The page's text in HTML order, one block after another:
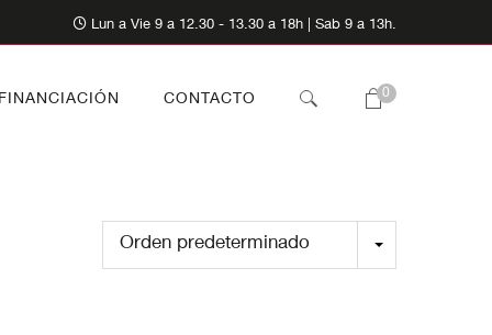
Lun a Vie 9 a 12.30 - 13.30 a 18h | Sab 9 a 13h.
FINANCIACIÓN CONTACTO 0